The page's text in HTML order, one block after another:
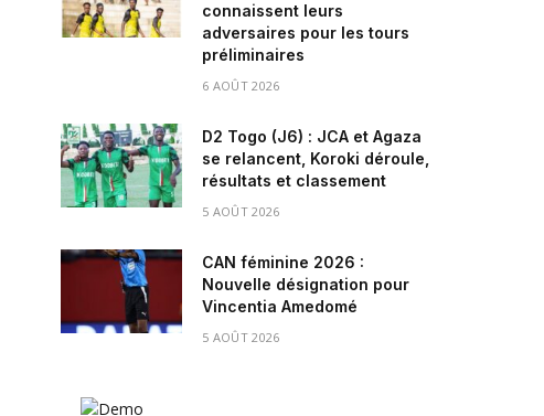
connaissent leurs
adversaires pour les tours
préliminaires
6 AOÛT 2026
D2 Togo (J6) : JCA et Agaza
se relancent, Koroki déroule,
résultats et classement
5 AOÛT 2026
CAN féminine 2026 :
Nouvelle désignation pour
Vincentia Amedomé
5 AOÛT 2026